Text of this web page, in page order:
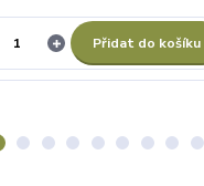
Přidat do košíku